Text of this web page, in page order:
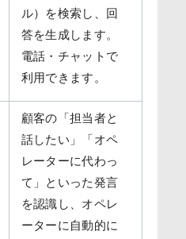
ル）を検索し、回
答を生成します。
電話・チャットで
利用できます。
顧客の「担当者と
話したい」「オペ
レーターに代わっ
て」といった発言
を認識し、オペレ
ーターに自動的に